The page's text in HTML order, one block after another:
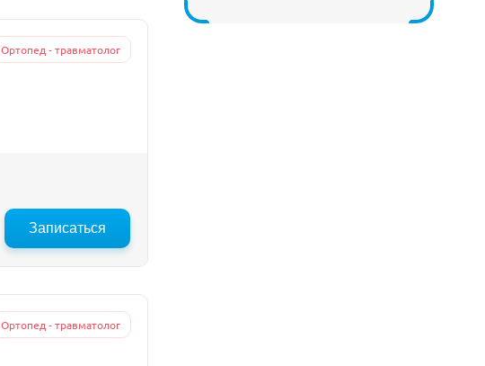
Ортопед - травматолог
12:30 13:00
Записаться
Ортопед - травматолог